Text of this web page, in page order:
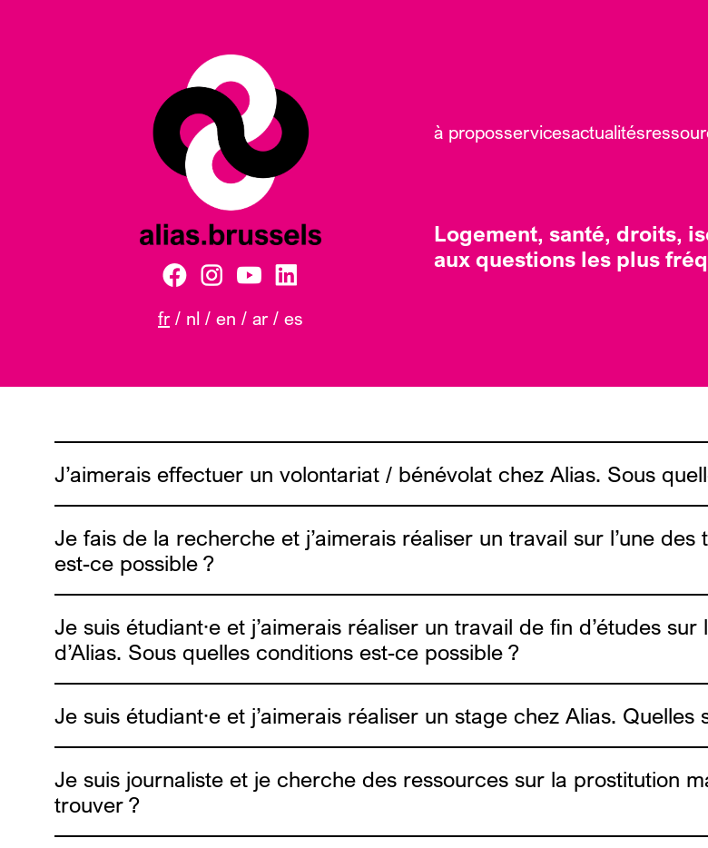
fr nl en ar es
à proposservicesactualités
Logement, santé, droits,
aux questions les plus
J’aimerais effectuer un volontariat / bénévolat chez Alias. Sous
Je fais de la recherche et j’aimerais réaliser un travail sur l’une
est-ce possible ?
Je suis étudiant·e et j’aimerais réaliser un travail de fin d’études
d’Alias. Sous quelles conditions est-ce possible ?
nos rapports
Je suis étudiant·e et j’aimerais réaliser un stage chez Alias. Quelles
sophie.g@alias.brussels
contact@alias.brussels
Je suis journaliste et je cherche des ressources sur la prostitution
trouver ?